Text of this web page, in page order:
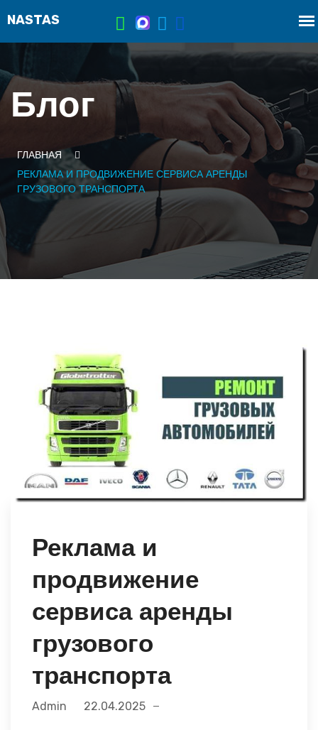
Блог
ГЛАВНАЯ
РЕКЛАМА И ПРОДВИЖЕНИЕ СЕРВИСА АРЕНДЫ
ГРУЗОВОГО ТРАНСПОРТА
Реклама и
продвижение
сервиса аренды
грузового
транспорта
Admin 22.04.2025